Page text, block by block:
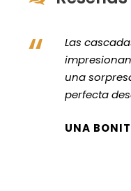
“
Las
una
perfecta
UNA